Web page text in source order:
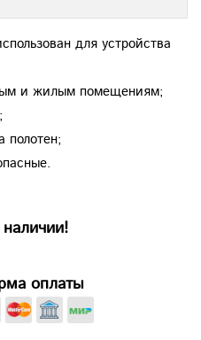
для устройства
и жилым помещениям;
оплаты